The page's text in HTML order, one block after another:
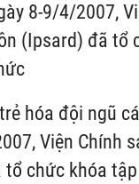
8-9/4/2007,
(Ipsard) đã
hóa đội ngũ
Viện Chính
chức khóa